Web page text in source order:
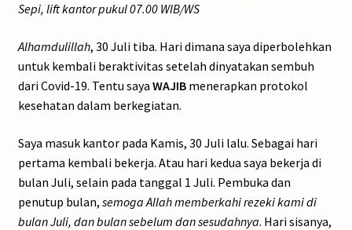
Sepi, lift kantor pukul 07.00 WIB/WS
Alhamdulillah, 30 Juli tiba. Hari dimana saya diperbolehkan
untuk kembali beraktivitas setelah dinyatakan sembuh
dari Covid-19. Tentu saya WAJIBmenerapkan protokol
kesehatan dalam berkegiatan.
Saya masuk kantor pada Kamis, 30 Juli lalu. Sebagai hari
pertama kembali bekerja. Atau hari kedua saya bekerja di
bulan Juli, selain pada tanggal 1 Juli. Pembuka dan
penutup bulan, semoga Allah memberkahi rezeki kami di
bulan Juli, dan bulan sebelum dan sesudahnya. Hari sisanya,